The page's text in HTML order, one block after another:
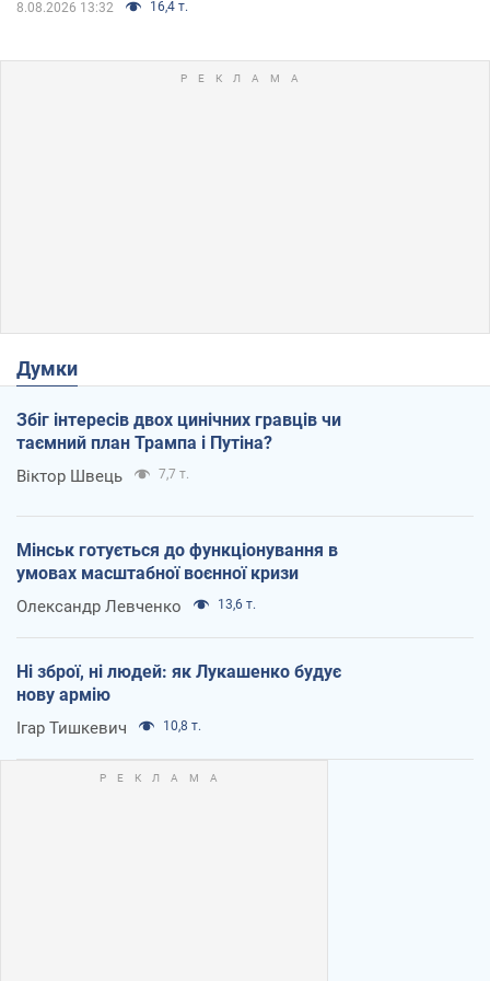
8.08.2026 13:32 16,4 т.
Думки
Збіг інтересів двох цинічних гравців чи
таємний план Трампа і Путіна?
Віктор Швець 7,7 т.
Мінськ готується до функціонування в
умовах масштабної воєнної кризи
Олександр Левченко 13,6 т.
Ні зброї, ні людей: як Лукашенко будує
нову армію
Ігар Тишкевич 10,8 т.